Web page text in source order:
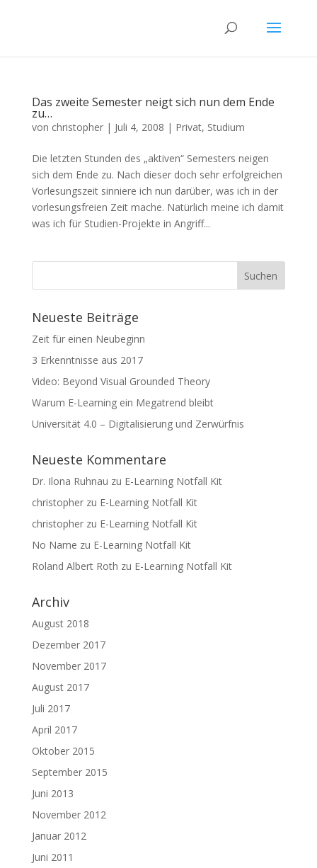
Das zweite Semester neigt sich nun dem Ende
zu…
von christopher| Juli 4, 2008 | Privat, Studium
Die letzten Stunden des „aktiven“ Semesters neigen
sich dem Ende zu. Nach dieser doch sehr erfolgreichen
Vorlesungszeit sinniere ich nun darüber, was ich in der
vorlesungsfreien Zeit mache. Natürlich meine ich damit
was ich für Studien-Projekte in Angriff...
Neueste Beiträge
Zeit für einen Neubeginn
3 Erkenntnisse aus 2017
Video: Beyond Visual Grounded Theory
Warum E-Learning ein Megatrend bleibt
Universität 4.0 – Digitalisierung und Zerwürfnis
Neueste Kommentare
Dr. Ilona Ruhnau zu E-Learning Notfall Kit
christopherzu E-Learning Notfall Kit
christopherzu E-Learning Notfall Kit
No Name zu E-Learning Notfall Kit
Roland Albert Roth zu E-Learning Notfall Kit
Archiv
August 2018
Dezember 2017
November 2017
August 2017
Juli 2017
April 2017
Oktober 2015
September 2015
Juni 2013
November 2012
Januar 2012
Juni 2011